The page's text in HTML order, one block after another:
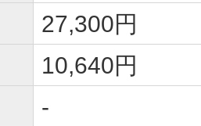
27,300円
10,640円
-